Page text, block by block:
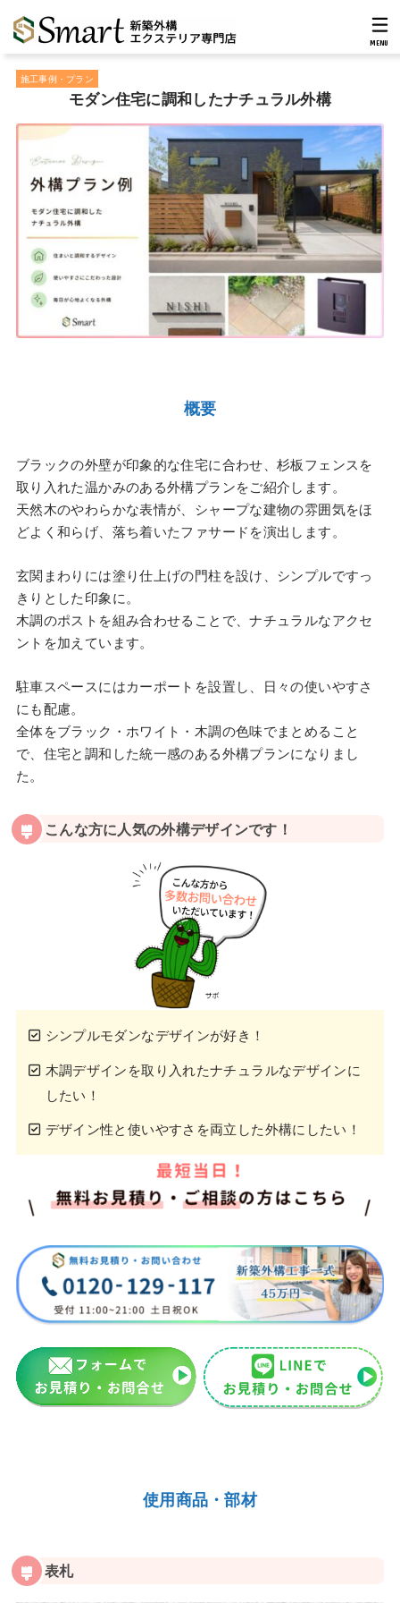
MENU
施工事例・プラン
モダン住宅に調和したナチュラル外構
概要
ブラックの外壁が印象的な住宅に合わせ、杉板フェンスを
取り入れた温かみのある外構プランをご紹介します。
天然木のやわらかな表情が、シャープな建物の雰囲気をほ
どよく和らげ、落ち着いたファサードを演出します。
玄関まわりには塗り仕上げの門柱を設け、シンプルですっ
きりとした印象に。
木調のポストを組み合わせることで、ナチュラルなアクセ
ントを加えています。
駐車スペースにはカーポートを設置し、日々の使いやすさ
にも配慮。
全体をブラック・ホワイト・木調の色味でまとめること
で、住宅と調和した統一感のある外構プランになりまし
た。
こんな方に人気の外構デザインです！
シンプルモダンなデザインが好き！
木調デザインを取り入れたナチュラルなデザインに
したい！
デザイン性と使いやすさを両立した外構にしたい！
使用商品・部材
表札